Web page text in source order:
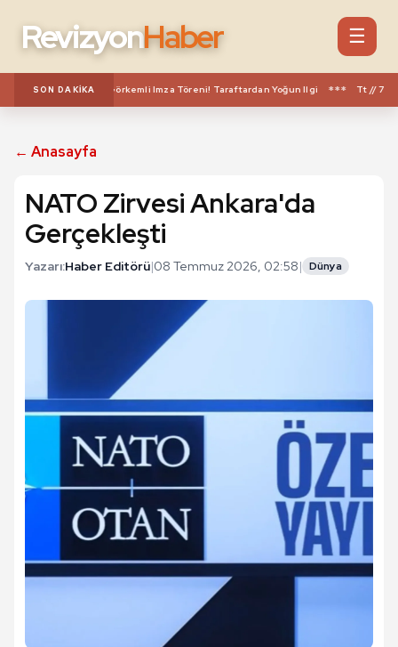
RevizyonHaber ☰
SON DAKIKA
Salah Için Görkemli Imza Töreni! Taraftardan Yoğun Ilgi *** Tt // 7
← Anasayfa
NATO Zirvesi Ankara'da
Gerçekleşti
Yazarı:Haber Editörü|08 Temmuz 2026, 02:58| Dünya